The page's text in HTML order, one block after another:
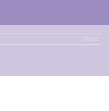
Cerca